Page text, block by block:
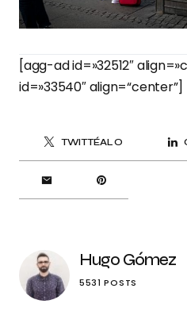
[agg-ad id=»32512″
id=»33540″ align=“center”]
TWITTÉALO
Hugo Gómez
5531 POSTS